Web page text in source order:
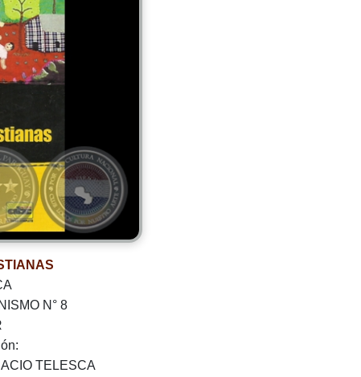
N° 8
TELESCA